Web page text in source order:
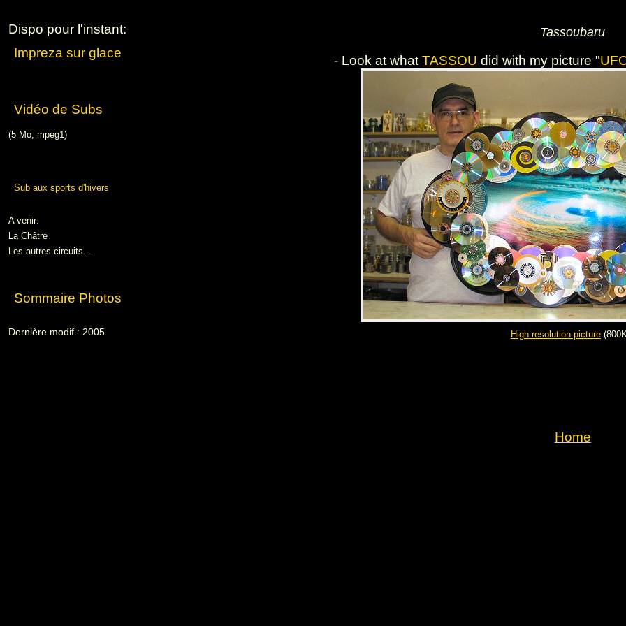
Dispo pour l'instant:
Impreza sur glace
Vidéo de Subs
(5 Mo, mpeg1)
Sub aux sports d'hivers
A venir:
La Châtre
Les autres circuits...
Sommaire Photos
Dernière modif.: 2005
Tassoubaru
- Look at whatTASSOU did with my picture "
High resolution picture
Home